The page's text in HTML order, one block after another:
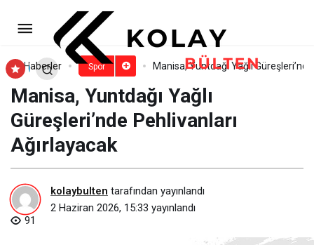
Haberler Spor Manisa, Yuntdağı Yağlı
Manisa, Yuntdağı Yağlı
Güreşleri’nde Pehlivanları
Ağırlayacak
kolaybulten tarafından yayınlandı
2 Haziran 2026, 15:33 yayınlandı
91
Togg, A Milli Futbol Takımı’nı
Dünya Kupası Yolculuğuna Konvoyla
Uğurladı
Yorum Yap Paylaş